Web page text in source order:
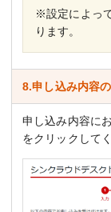
※設定によっ
ります。
8.申し込み内容
申し込み内容に
をクリックして